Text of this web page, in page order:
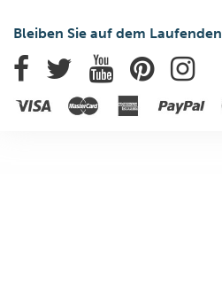
Bleiben Sie auf dem Laufenden